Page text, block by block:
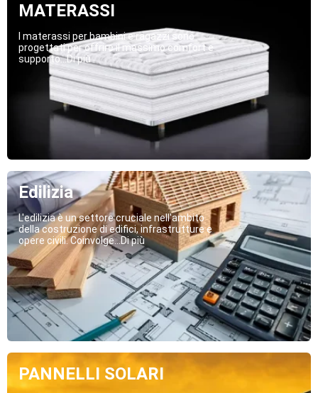
MATERASSI
I materassi per bambini e ragazzi sono
progettati per offrire il massimo comfort e
supporto...Di più
Edilizia
L'edilizia è un settore cruciale nell'ambito
della costruzione di edifici, infrastrutture e
opere civili. Coinvolge...Di più
PANNELLI SOLARI